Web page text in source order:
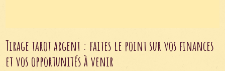
Tirage tarot argent : faites le point sur vos finances
et vos opportunités à venir